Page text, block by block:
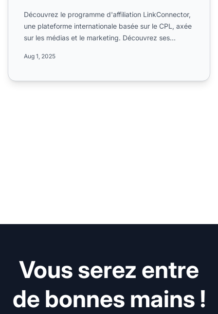
Découvrez le programme d'affiliation LinkConnector,
une plateforme internationale basée sur le CPL, axée
sur les médias et le marketing. Découvrez ses
Aug 1, 2025
Vous serez entre
de bonnes mains !